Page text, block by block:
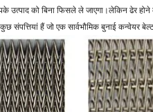
उत्पाद को बिना फिसले ले जाएगा।लेकिन ढेर
संपत्तियां हैं जो एक सार्वभौमिक बुनाई कन्वेयर